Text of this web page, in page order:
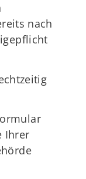
nach
Ihrer